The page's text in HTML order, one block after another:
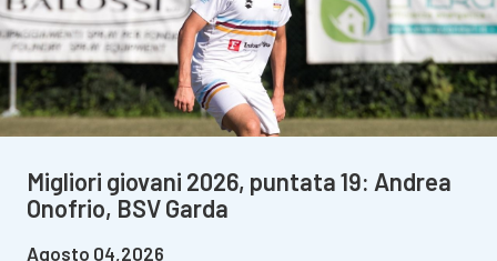
Migliori giovani 2026, puntata 19: Andrea
Onofrio, BSV Garda
Agosto 04,2026